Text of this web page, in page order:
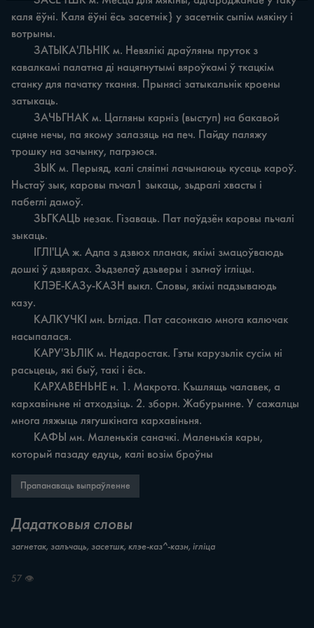
каля ёўні. Каля ёўні ёсь засетнік} у засетнік сыпім мякіну i
вотрыны.
кавалкамі палатна ді нацягнутымі вяроўкамі ў ткацкім
станку для пачатку ткання. Прынясі затыкальнік кроены
затыкаць.
сцяне нечы, па якому залазяць на печ. Пайду паляжу
трошку на зачынку, пагрэюся.
Ньстаў зык, каровы пъчал1 зыкаць, зьдралі хвасты i
пабеглі дамоў.
зыкаць.
дошкі ў дзвярах. Зьдзелаў дзьверы i зъгнaў ігліцы.
казу.
насыпалася.
расьцець, які быў, такі i ёсь.
кархавіньне ні атходзіць. 2. зборн. Жабурынне. У сажалцы
многа ляжыць лягушкінага кархавіньня.
который пазаду едуць, калі возім броўны
Прапанаваць выпраўленне
Дадатковыя словы
загнетак, залъчаць, засетшк, клэе-каз^-казн, ігліца
57 👁